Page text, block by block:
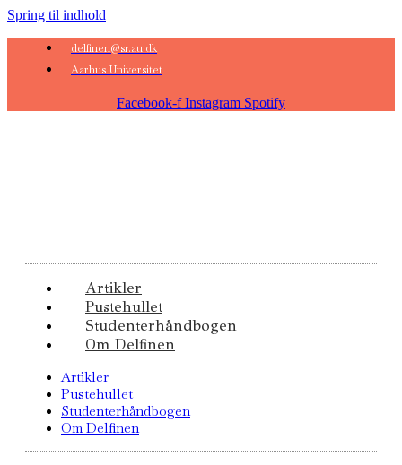
Spring til indhold
delfinen@sr.au.dk
Aarhus Universitet
Facebook-f Instagram Spotify
Artikler
Pustehullet
Studenterhåndbogen
Om Delfinen
Artikler
Pustehullet
Studenterhåndbogen
Om Delfinen